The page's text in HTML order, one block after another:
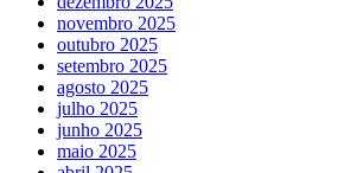
novembro 2025
outubro 2025
setembro 2025
agosto 2025
julho 2025
junho 2025
maio 2025